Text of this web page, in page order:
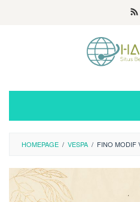
HOMEPAGE / VESPA / FINO MODIF